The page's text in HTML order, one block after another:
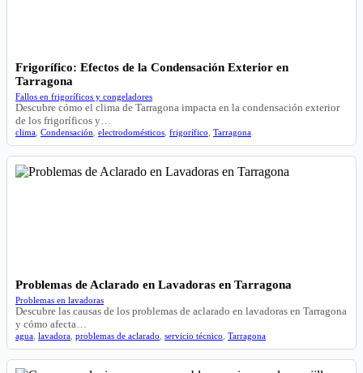
Frigorífico: Efectos de la Condensación Exterior en
Tarragona
Fallos en frigoríficos y congeladores
Descubre cómo el clima de Tarragona impacta en la condensación exterior
de los frigoríficos y…
clima Condensación electrodomésticos frigorífico Tarragona
Problemas de Aclarado en Lavadoras en Tarragona
Problemas en lavadoras
Descubre las causas de los problemas de aclarado en lavadoras en Tarragona
y cómo afecta…
agua lavadora problemas de aclarado servicio técnico Tarragona